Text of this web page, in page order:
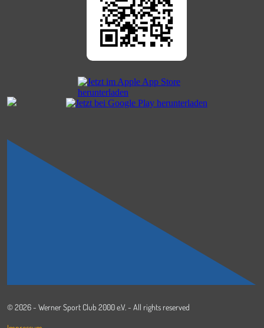
© 2026 - Werner Sport Club 2000 e.V. - All rights reserved